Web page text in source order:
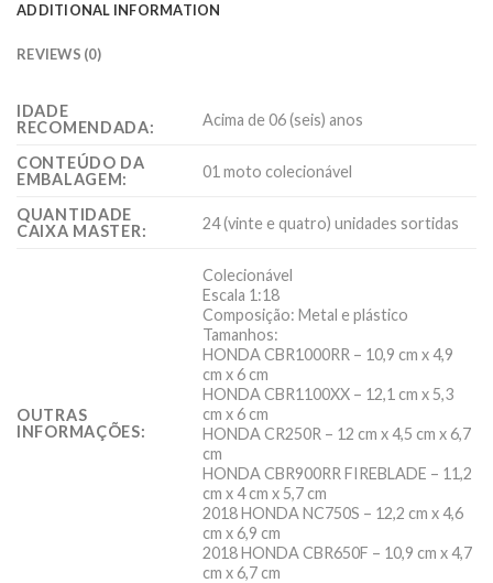
ADDITIONAL INFORMATION
REVIEWS (0)
IDADE
RECOMENDADA:
Acima de 06 (seis) anos
CONTEÚDO DA
EMBALAGEM:
01 moto colecionável
QUANTIDADE
CAIXA MASTER:
24 (vinte e quatro) unidades sortidas
OUTRAS
INFORMAÇÕES:
Colecionável
Escala 1:18
Composição: Metal e plástico
Tamanhos:
HONDA CBR1000RR – 10,9 cm x 4,9
cm x 6 cm
HONDA CBR1100XX – 12,1 cm x 5,3
cm x 6 cm
HONDA CR250R – 12 cm x 4,5 cm x 6,7
cm
HONDA CBR900RR FIREBLADE – 11,2
cm x 4 cm x 5,7 cm
2018 HONDA NC750S – 12,2 cm x 4,6
cm x 6,9 cm
2018 HONDA CBR650F – 10,9 cm x 4,7
cm x 6,7 cm